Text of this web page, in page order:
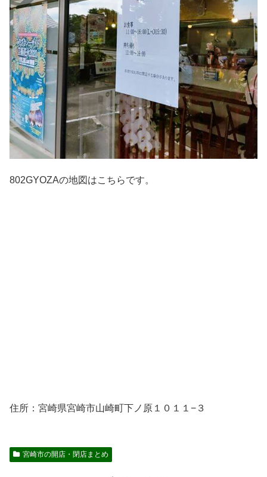
802GYOZAの地図はこちらです。
住所：宮崎県宮崎市山崎町下ノ原１０１１−３
宮崎市の開店・閉店まとめ